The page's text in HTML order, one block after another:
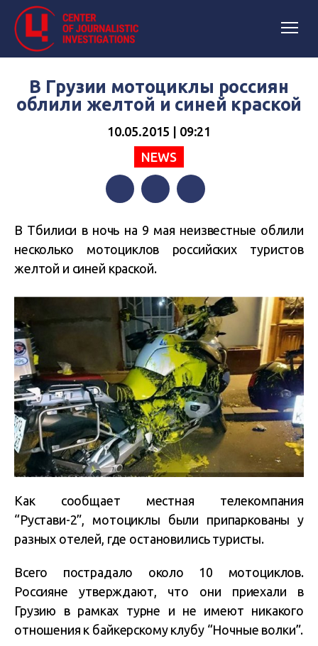
В Грузии мотоциклы россиян
облили желтой и синей краской
10.05.2015 | 09:21
NEWS
В Тбилиси в ночь на 9 мая неизвестные облили
несколько мотоциклов российских туристов
желтой и синей краской.
Как сообщает местная телекомпания
“Рустави-2”, мотоциклы были припаркованы у
разных отелей, где остановились туристы.
Всего пострадало около 10 мотоциклов.
Россияне утверждают, что они приехали в
Грузию в рамках турне и не имеют никакого
отношения к байкерскому клубу “Ночные волки”.